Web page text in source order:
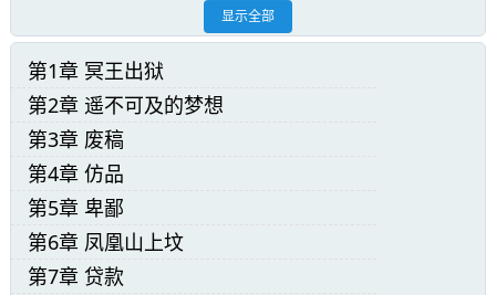
生俱来的冰山气质，和高挑的身材，让整个人看
起来不敢亵渎。秦江无所谓：“随便！”
苍龙啸天精彩章节阅读：
“哦！”周红颜握住门把手，向下一拧。
门锁开了。
显示全部
第1章 冥王出狱
第2章 遥不可及的梦想
第3章 废稿
第4章 仿品
第5章 卑鄙
第6章 凤凰山上坟
第7章 贷款